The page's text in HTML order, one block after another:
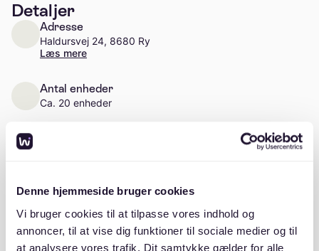
Denne hjemmeside bruger cookies
Vi bruger cookies til at tilpasse vores indhold og
annoncer, til at vise dig funktioner til sociale medier og til
at analysere vores trafik. Dit samtykke gælder for alle
Detaljer
Adresse
Haldursvej 24, 8680 Ry
Læs mere
Antal enheder
Ca. 20 enheder
Beskrivelse
A/B Haldursparken er en andelsboligforening
beliggende i Ry i et naturskønt område tæt på skov